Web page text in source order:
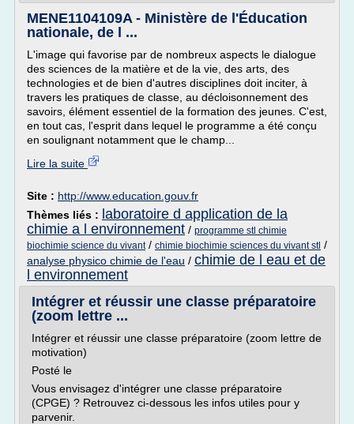
MENE1104109A - Ministère de l'Éducation
nationale, de l ...
L'image qui favorise par de nombreux aspects le dialogue
des sciences de la matière et de la vie, des arts, des
technologies et de bien d'autres disciplines doit inciter, à
travers les pratiques de classe, au décloisonnement des
savoirs, élément essentiel de la formation des jeunes. C'est,
en tout cas, l'esprit dans lequel le programme a été conçu
en soulignant notamment que le champ...
Lire la suite
Site : http://www.education.gouv.fr
Thèmes liés : laboratoire d application de la
chimie a l environnement / programme stl chimie
biochimie science du vivant/ chimie biochimie sciences du vivant stl /
analyse physico chimie de l'eau / chimie de l eau et de
l environnement
Intégrer et réussir une classe préparatoire
(zoom lettre ...
Intégrer et réussir une classe préparatoire (zoom lettre de
motivation)
Posté le
Vous envisagez d'intégrer une classe préparatoire
(CPGE) ? Retrouvez ci-dessous les infos utiles pour y
parvenir.